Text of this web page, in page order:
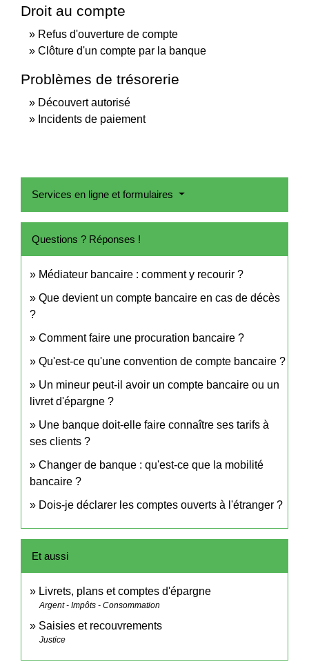
Droit au compte
Refus d'ouverture de compte
Clôture d'un compte par la banque
Problèmes de trésorerie
Découvert autorisé
Incidents de paiement
Services en ligne et formulaires
Questions ? Réponses !
Médiateur bancaire : comment y recourir ?
Que devient un compte bancaire en cas de décès
?
Comment faire une procuration bancaire ?
Qu'est-ce qu'une convention de compte bancaire ?
Un mineur peut-il avoir un compte bancaire ou un
livret d'épargne ?
Une banque doit-elle faire connaître ses tarifs à
ses clients ?
Changer de banque : qu'est-ce que la mobilité
bancaire ?
Dois-je déclarer les comptes ouverts à l'étranger ?
Et aussi
Livrets, plans et comptes d'épargne
Argent - Impôts - Consommation
Saisies et recouvrements
Justice